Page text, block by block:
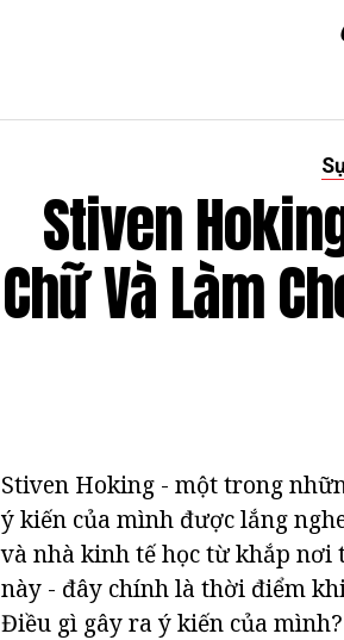
Stiven
Chữ Và Làm
Stiven Hoking - một trong
ý kiến của mình được lắng
và nhà kinh tế học từ khắp
này - đây chính là thời điểm
Điều gì gây ra ý kiến của